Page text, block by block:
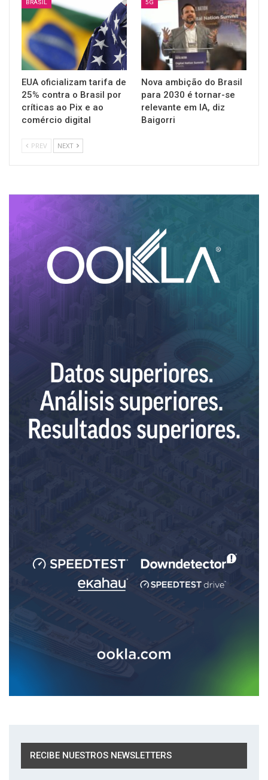
BRASIL
EUA oficializam tarifa de
25% contra o Brasil por
críticas ao Pix e ao
comércio digital
5G
Nova ambição do Brasil
para 2030 é tornar-se
relevante em IA, diz
Baigorri
PREV NEXT
RECIBE NUESTROS NEWSLETTERS